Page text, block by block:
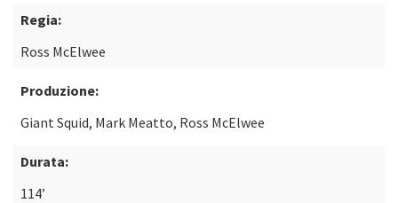
Regia:
Ross McElwee
Produzione:
Giant Squid, Mark Meatto, Ross McElwee
Durata:
114’